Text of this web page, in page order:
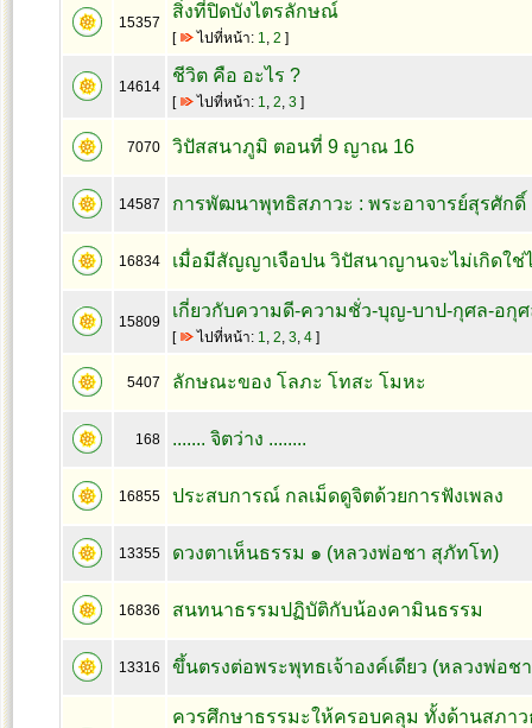
15357
สิ่งที่ปิดบังไตรลักษณ์
[ ไปที่หน้า: 1, 2 ]
14614
ชีวิต คือ อะไร ?
[ ไปที่หน้า: 1, 2, 3 ]
7070 วิปัสสนาภูมิ ตอนที่ 9 ญาณ 16
14587 การพัฒนาพุทธิสภาวะ : พระอาจารย์สุรศักดิ์
16834 เมื่อมีสัญญาเจือปน วิปัสนาญานจะไม่เกิดใช่
15809
เกี่ยวกับความดี-ความชั่ว-บุญ-บาป-กุศล-อกุศ
[ ไปที่หน้า: 1, 2, 3, 4]
5407 ลักษณะของ โลภะ โทสะ โมหะ
168 ....... จิตว่าง ........
16855 ประสบการณ์ กลเม็ดดูจิตด้วยการฟังเพลง
13355 ดวงตาเห็นธรรม ๑ (หลวงพ่อชา สุภัทโท)
16836 สนทนาธรรมปฏิบัติกับน้องคามินธรรม
13316 ขึ้นตรงต่อพระพุทธเจ้าองค์เดียว (หลวงพ่อช
ควรศึกษาธรรมะให้ครอบคลุม ทั้งด้านสภาว